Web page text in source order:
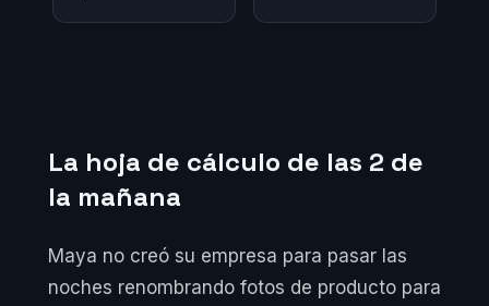
La hoja de cálculo de las 2 de
la mañana
Maya no creó su empresa para pasar las
noches renombrando fotos de producto para